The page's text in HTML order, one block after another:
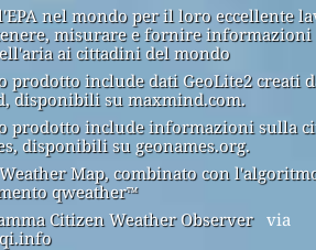
nel mondo per il loro eccellente
misurare e fornire informazioni
ai cittadini del mondo
prodotto include dati GeoLite2 creati
disponibili su maxmind.com.
prodotto include informazioni sulla
disponibili su geonames.org.
Map, combinato con
qweather™
Citizen Weather Observer via